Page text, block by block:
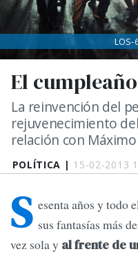
POLÍTICA | 15-02-2013
El
La reinvención del
rejuvenecimiento
relación con
LOS-
S esenta años y todo
sus fantasías más
vez sola y al frente de